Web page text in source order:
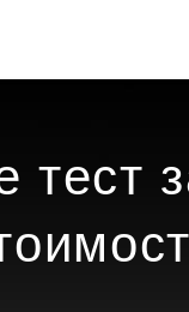
тест